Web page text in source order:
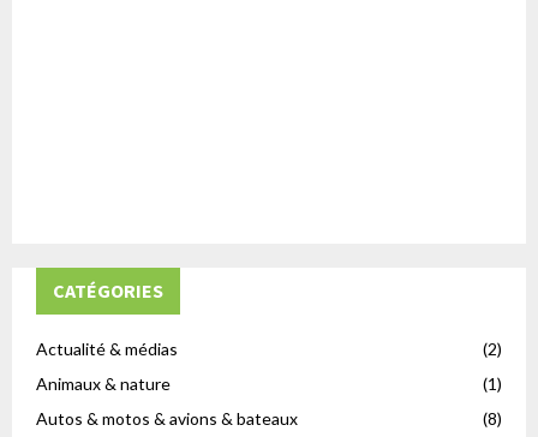
CATÉGORIES
Actualité & médias
(2)
Animaux & nature
(1)
Autos & motos & avions & bateaux
(8)